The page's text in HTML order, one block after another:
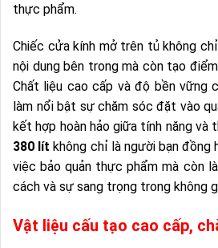
thực phẩm.
Chiếc cửa kính mở trên tủ không
nội dung bên trong mà còn tạo
Chất liệu cao cấp và độ bền vững
làm nổi bật sự chăm sóc đặt vào
kết hợp hoàn hảo giữa tính năng và
380 lít không chỉ là người bạn đồng
việc bảo quản thực phẩm mà còn
cách và sự sang trọng trong không
Vật liệu cấu tạo cao cấp,